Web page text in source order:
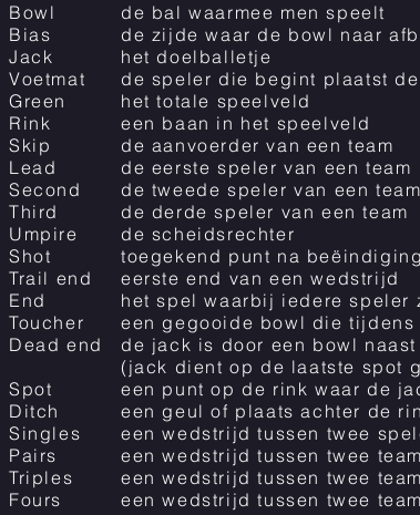
Bowl
Bias
Jack
Voetmat
Green
Rink
Skip
Lead
Second
Third
Umpire
Shot
Trail end
End
Toucher
Dead end
Spot
Ditch
Singles
Pairs
Triples
Fours
de bal waarmee men speelt
de zijde waar de bowl naar
het doelballetje
de speler die begint plaatst
het totale speelveld
een baan in het speelveld
de aanvoerder van een team
de eerste speler van een team
de tweede speler van een team
de derde speler van een team
de scheidsrechter
toegekend punt na
eerste end van een wedstrijd
het spel waarbij iedere speler
een gegooide bowl die
de jack is door een bowl
(jack dient op de laatste spot
een punt op de rink waar de
een geul of plaats achter de
een wedstrijd tussen twee
een wedstrijd tussen twee
een wedstrijd tussen twee
een wedstrijd tussen twee